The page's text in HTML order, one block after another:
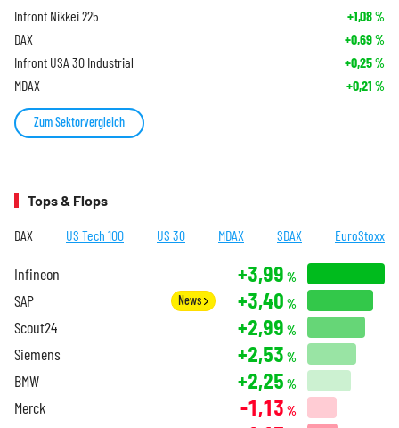
Infront Nikkei 225 +1,08%
DAX +0,69%
Infront USA 30 Industrial +0,25%
MDAX +0,21 %
Zum Sektorvergleich
Tops & Flops
DAX US Tech 100 US 30 MDAX SDAX EuroStoxx
Infineon +3,99 %
SAP News +3,40 %
Scout24 +2,99 %
Siemens +2,53 %
BMW +2,25 %
Merck -1,13 %